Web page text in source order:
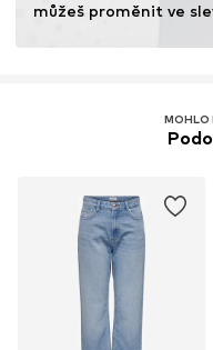
minimalizuje používání
můžeš proměnit ve
MOHLO